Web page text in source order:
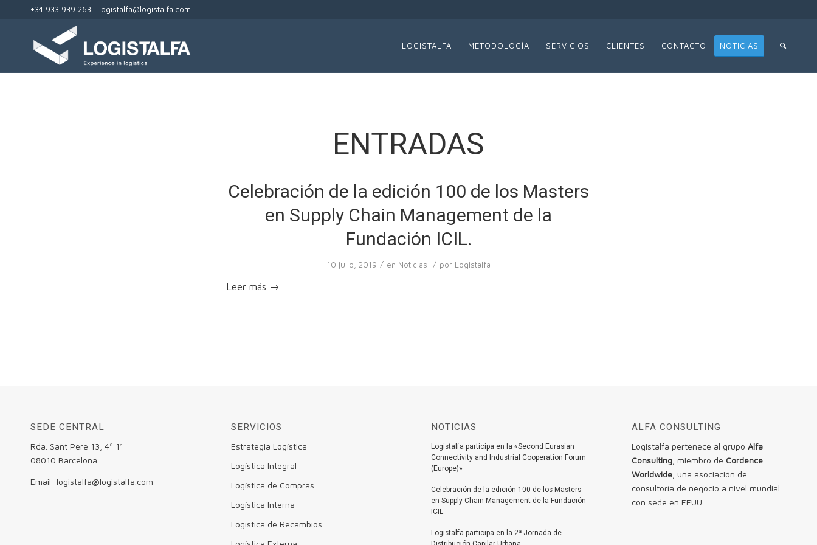
+34 933 939 263 | logistalfa@logistalfa.com
LOGISTALFA METODOLOGÍA SERVICIOS CLIENTES CONTACTO NOTICIAS
ENTRADAS
Celebración de la edición 100 de los Masters
en Supply Chain Management de la
Fundación ICIL.
10 julio, 2019 / en Noticias / por Logistalfa
Leer más →
SEDE CENTRAL
Rda. Sant Pere 13, 4º 1ª
08010 Barcelona
Email: logistalfa@logistalfa.com
SERVICIOS
Estrategia Logística
Logística Integral
Logística de Compras
Logística Interna
Logística de Recambios
NOTICIAS
Logistalfa participa en la «Second Eurasian
Connectivity and Industrial Cooperation Forum
(Europe)»
Celebración de la edición 100 de los Masters
en Supply Chain Management de la Fundación
ICIL.
Logistalfa participa en la 2ª Jornada de
ALFA CONSULTING
Logistalfa pertenece al grupo Alfa
Consulting, miembro de Cordence
Worldwide, una asociación de
consultoría de negocio a nivel mundial
con sede en EEUU.